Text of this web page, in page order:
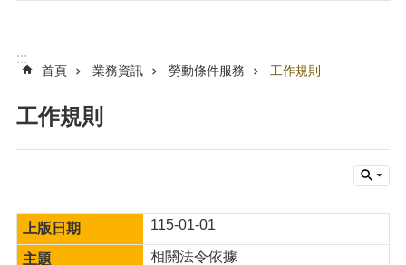
識
動
局
訊
錄
:::
首頁 業務資訊 勞動條件服務 工作規則
工作規則
115-01-01
相關法令依據